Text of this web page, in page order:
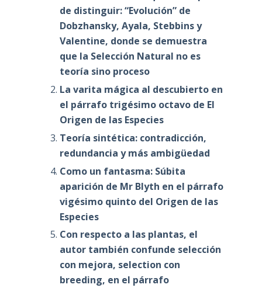
de distinguir: “Evolución” de
Dobzhansky, Ayala, Stebbins y
Valentine, donde se demuestra
que la Selección Natural no es
teoría sino proceso
La varita mágica al descubierto en
el párrafo trigésimo octavo de El
Origen de las Especies
Teoría sintética: contradicción,
redundancia y más ambigüedad
Como un fantasma: Súbita
aparición de Mr Blyth en el párrafo
vigésimo quinto del Origen de las
Especies
Con respecto a las plantas, el
autor también confunde selección
con mejora, selection con
breeding, en el párrafo